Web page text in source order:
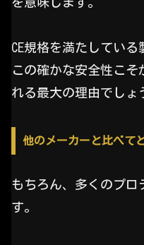
CE規格を満たしてい
この確かな安全性こそ
れる最大の理由でしょ
他のメーカーと比べて
もちろん、多くのプロ
す。